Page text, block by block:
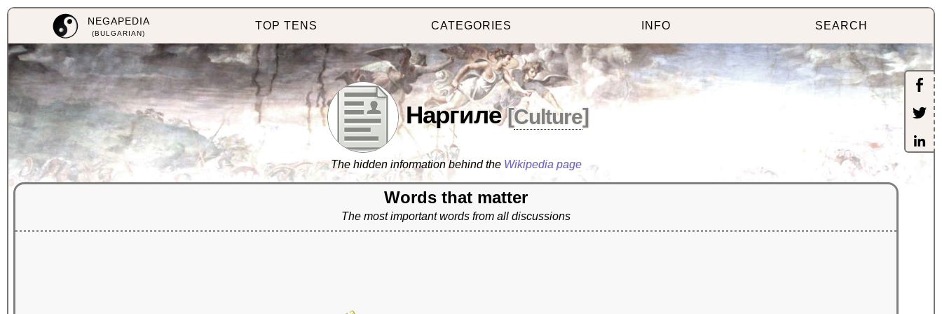
NEGAPEDIA
(BULGARIAN)
TOP TENS CATEGORIES INFO SEARCH
Наргиле [Culture]
The hidden information behind the Wikipedia page
Words that matter
The most important words from all discussions